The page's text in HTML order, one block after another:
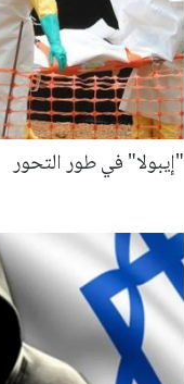
"إيبولا" في طور التحور